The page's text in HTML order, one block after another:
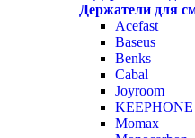
Держатели для
Acefast
Baseus
Benks
Cabal
Joyroom
KEEPHONE
Momax